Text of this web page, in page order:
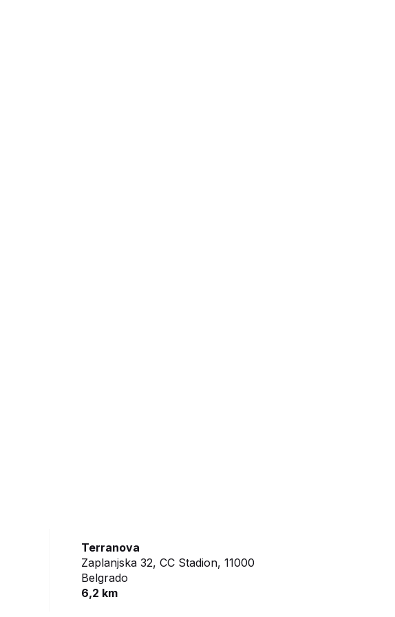
Terranova
Zaplanjska 32, CC Stadion, 11000
Belgrado
6,2 km